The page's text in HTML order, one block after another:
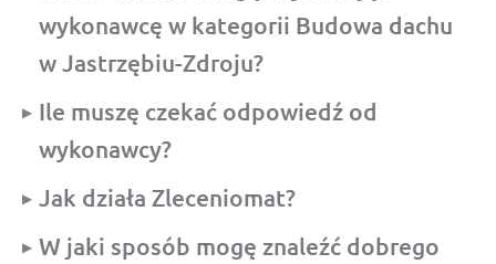
wykonawcę w kategorii Budowa dachu
w Jastrzębiu-Zdroju?
Ile muszę czekać odpowiedź od
wykonawcy?
Jak działa Zleceniomat?
W jaki sposób mogę znaleźć dobrego